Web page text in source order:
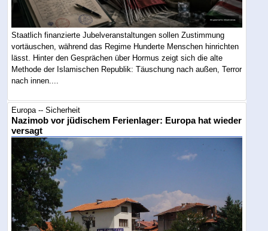
Staatlich finanzierte Jubelveranstaltungen sollen Zustimmung
vortäuschen, während das Regime Hunderte Menschen hinrichten
lässt. Hinter den Gesprächen über Hormus zeigt sich die alte
Methode der Islamischen Republik: Täuschung nach außen, Terror
nach innen....
Europa -- Sicherheit
Nazimob vor jüdischem Ferienlager: Europa hat wieder
versagt